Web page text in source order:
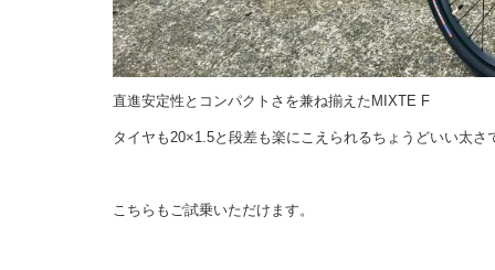
直進安定性とコンパクトさを兼ね揃えたMIXTE F
タイヤも20×1.5と段差も楽にこえられるちょうどいい太さ
こちらもご試乗いただけます。